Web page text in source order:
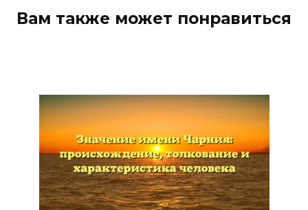
Вам также может понравиться